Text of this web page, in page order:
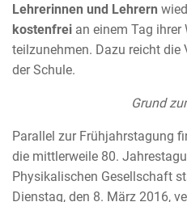
Lehrerinnen und Lehrern
kostenfrei an einem Tag ihrer
teilzunehmen. Dazu reicht die
der Schule.
Grund
Parallel zur Frühjahrstagung
die mittlerweile 80.
Physikalischen Gesellschaft
Dienstag, den 8. März 2016,